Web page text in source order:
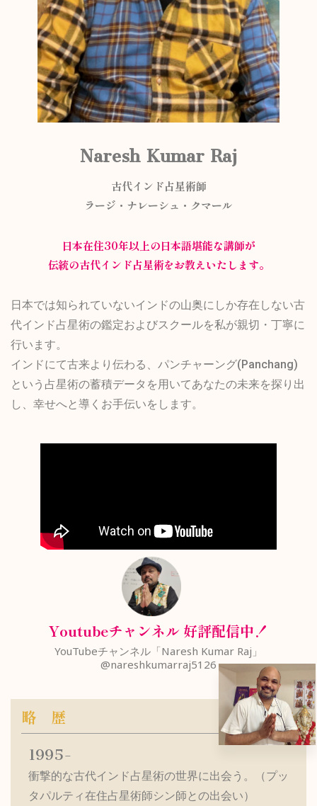
Naresh Kumar Raj
古代インド占星術師
ラージ・ナレーシュ・クマール
日本在住30年以上の日本語堪能な講師が
伝統の古代インド占星術をお教えいたします。
日本では知られていないインドの山奥にしか存在しない古
代インド占星術の鑑定およびスクールを私が親切・丁寧に
行います。
インドにて古来より伝わる、パンチャーング(Panchang)
という占星術の蓄積データを用いてあなたの未来を探り出
し、幸せへと導くお手伝いをします。
Youtubeチャンネル 好評配信中！
YouTubeチャンネル「Naresh Kumar Raj」
@nareshkumarraj5126
略 歴
1995-
衝撃的な古代インド占星術の世界に出会う。（プッ
タパルティ在住占星術師シン師との出会い）